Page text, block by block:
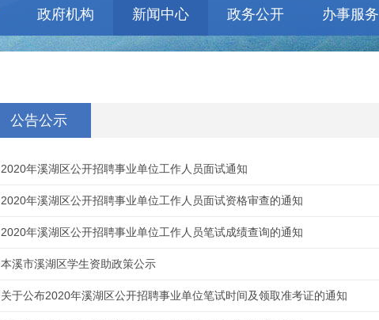
政府机构 新闻中心 政务公开 办事服务
公告公示
2020年溪湖区公开招聘事业单位工作人员面试通知
2020年溪湖区公开招聘事业单位工作人员面试资格审查的通知
2020年溪湖区公开招聘事业单位工作人员笔试成绩查询的通知
本溪市溪湖区学生资助政策公示
关于公布2020年溪湖区公开招聘事业单位笔试时间及领取准考证的通知